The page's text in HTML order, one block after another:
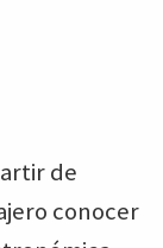
de
conocer